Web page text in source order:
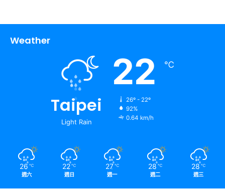
Weather
Taipei
Light Rain
22 ℃
26º - 22º
92%
0.64 km/h
26 ℃
週六
22 ℃
週日
27 ℃
週一
28 ℃
週二
28 ℃
週三